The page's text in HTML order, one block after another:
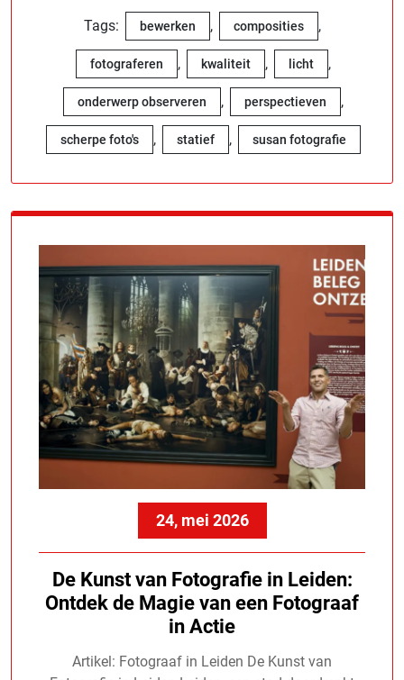
Tags: bewerken , composities ,
fotograferen , kwaliteit , licht ,
onderwerp observeren , perspectieven ,
scherpe foto's , statief , susan fotografie
24, mei 2026
De Kunst van Fotografie in Leiden:
Ontdek de Magie van een Fotograaf
in Actie
Artikel: Fotograaf in Leiden De Kunst van